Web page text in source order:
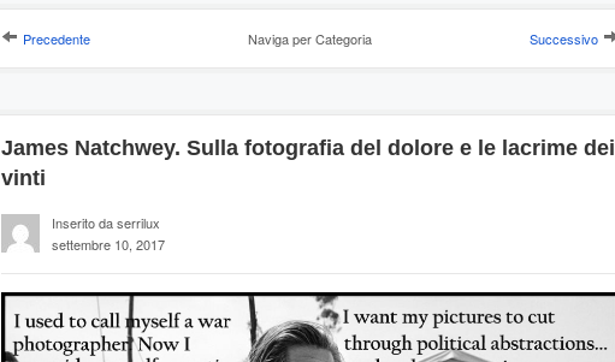
Precedente Naviga per Categoria Successivo
James Natchwey. Sulla fotografia del dolore e le lacrime dei
vinti
Inserito da serrilux
settembre 10, 2017